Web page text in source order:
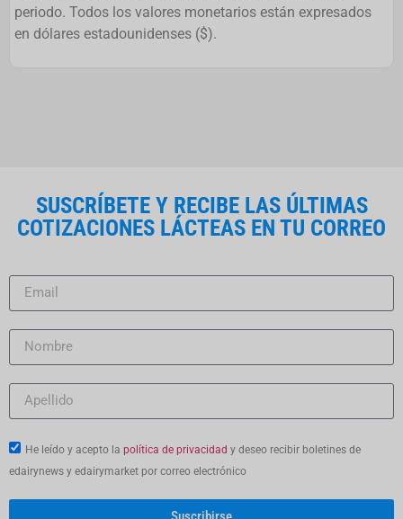
periodo. Todos los valores monetarios están expresados
en dólares estadounidenses ($).
SUSCRÍBETE Y RECIBE LAS ÚLTIMAS
COTIZACIONES LÁCTEAS EN TU CORREO
He leído y acepto la política de privacidad y deseo recibir boletines de
edairynews y edairymarket por correo electrónico